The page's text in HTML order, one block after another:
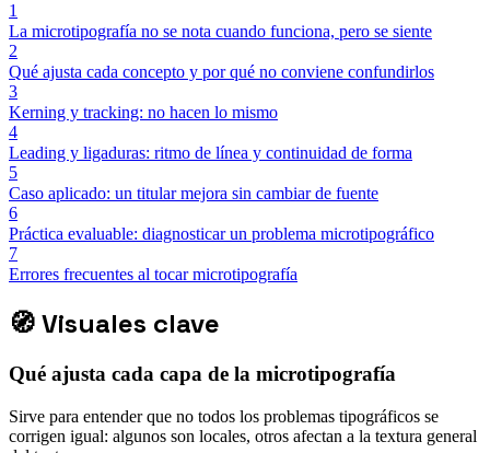
1
La microtipografía no se nota cuando funciona, pero se siente
2
Qué ajusta cada concepto y por qué no conviene confundirlos
3
Kerning y tracking: no hacen lo mismo
4
Leading y ligaduras: ritmo de línea y continuidad de forma
5
Caso aplicado: un titular mejora sin cambiar de fuente
6
Práctica evaluable: diagnosticar un problema microtipográfico
7
Errores frecuentes al tocar microtipografía
🧭Visuales clave
Qué ajusta cada capa de la microtipografía
Sirve para entender que no todos los problemas tipográficos se
corrigen igual: algunos son locales, otros afectan a la textura general